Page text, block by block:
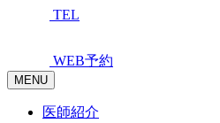
TEL
WEB予約
MENU
医師紹介